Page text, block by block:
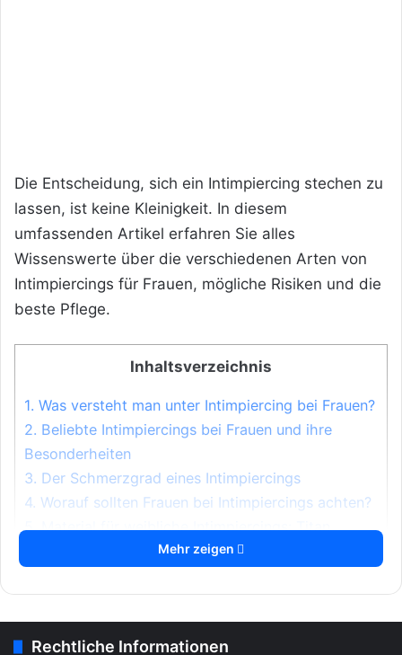
Die Entscheidung, sich ein Intimpiercing stechen zu
lassen, ist keine Kleinigkeit. In diesem
umfassenden Artikel erfahren Sie alles
Wissenswerte über die verschiedenen Arten von
Intimpiercings für Frauen, mögliche Risiken und die
beste Pflege.
Inhaltsverzeichnis
1. Was versteht man unter Intimpiercing bei Frauen?
2. Beliebte Intimpiercings bei Frauen und ihre
Besonderheiten
3. Der Schmerzgrad eines Intimpiercings
4. Worauf sollten Frauen bei Intimpiercings achten?
5.Material für weibliche Intimpiercings: Titan,
Chirurgenstahl und Bioflex
vermieden werden sollten
5.2.Alternative Designs mit Bioflex und Metall
5.3.Die Verwendung von chirurgischem
Mehr zeigen
Rechtliche Informationen